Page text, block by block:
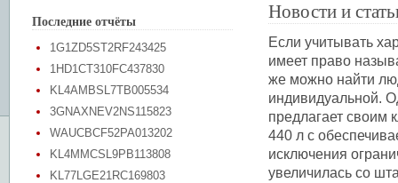
Последние отчёты
1G1ZD5ST2RF243425
1HD1CT310FC437830
KL4AMBSL7TB005534
3GNAXNEV2NS115823
WAUCBCF52PA013202
KL4MMCSL9PB113808
KL77LGE21RC169803
Новости и
Если учитывать
имеет право
же можно найти
индивидуальной.
предлагает своим
440 л с
исключения
увеличилась со